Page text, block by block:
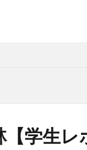
学生レ